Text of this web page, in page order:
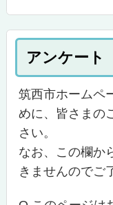
アンケート
筑西市ホームペ
めに、皆さまの
さい。
なお、この欄か
きませんのでご